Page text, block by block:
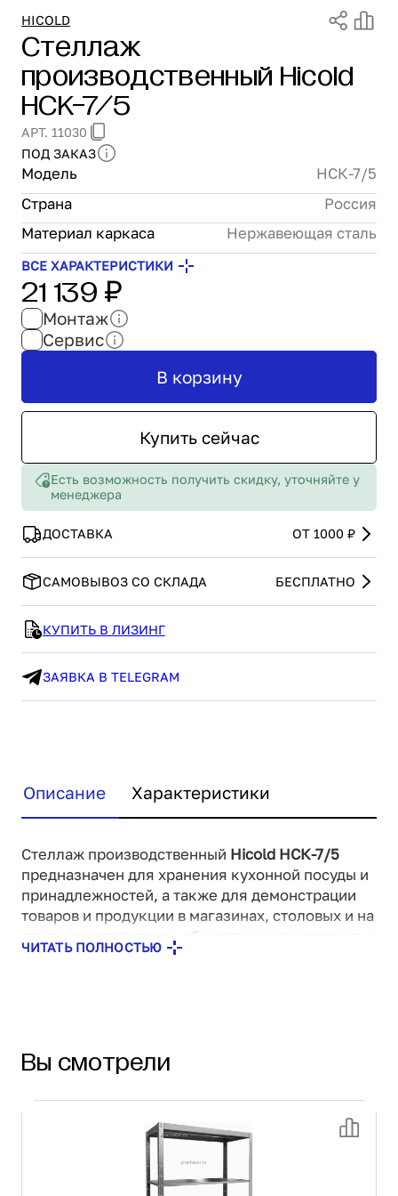
Проектирование
Сервис и монтаж
ПОКУПАТЕЛЯМ
Доставка и оплата
Гарантия и возврат
Лизинг
Акции
О нас
Бренды
Контакты
HICOLD
Стеллаж
производственный Hicold
НСК-7/5
АРТ. 11030
ПОД ЗАКАЗ
Модель
НСК-7/5
Страна
Россия
Материал каркаса
Нержавеющая сталь
ВСЕ ХАРАКТЕРИСТИКИ
21 139 ₽
Монтаж
Сервис
Купить сейчас
В корзину
Есть возможность получить скидку, уточняйте у
менеджера
ДОСТАВКА ОТ 1000 ₽
САМОВЫВОЗ СО СКЛАДА БЕСПЛАТНО
КУПИТЬ В ЛИЗИНГ
ЗАЯВКА В TELEGRAM
Описание Характеристики
Стеллаж производственный Hicold НСК-7/5
предназначен для хранения кухонной посуды и
принадлежностей, а также для демонстрации
товаров и продукции в магазинах, столовых и на
других предприятиях общественного питания и
торговли. Оборудование легко разбирается, а
Возможные опции:
Высота 1600 мм - замена стандартных стоек
на стойки высотой 1600 мм
Высота 2000 мм - замена стандартных стоек
ЧИТАТЬ ПОЛНОСТЬЮ
Вы смотрели